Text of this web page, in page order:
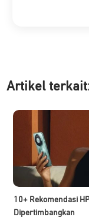
Artikel ter
10+ Rekomendasi
Dipertimbangkan